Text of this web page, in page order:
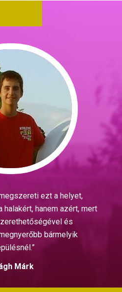
ezt a helyet,
halakért, hanem azért, mert
és
bármelyik
Márk